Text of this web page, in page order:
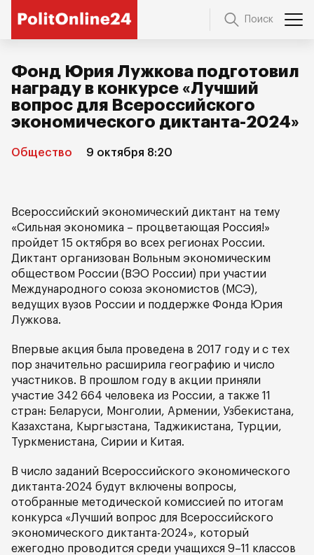
Поиск
Фонд Юрия Лужкова подготовил
награду в конкурсе «Лучший
вопрос для Всероссийского
экономического диктанта-2024»
Общество 9 октября 8:20
Всероссийский экономический диктант на тему
«Сильная экономика – процветающая Россия!»
пройдет 15 октября во всех регионах России.
Диктант организован Вольным экономическим
обществом России (ВЭО России) при участии
Международного союза экономистов (МСЭ),
ведущих вузов России и поддержке Фонда Юрия
Лужкова.
Впервые акция была проведена в 2017 году и с тех
пор значительно расширила географию и число
участников. В прошлом году в акции приняли
участие 342 664 человека из России, а также 11
стран: Беларуси, Монголии, Армении, Узбекистана,
Казахстана, Кыргызстана, Таджикистана, Турции,
Туркменистана, Сирии и Китая.
В число заданий Всероссийского экономического
диктанта-2024 будут включены вопросы,
отобранные методической комиссией по итогам
конкурса «Лучший вопрос для Всероссийского
экономического диктанта-2024», который
ежегодно проводится среди учащихся 9–11 классов